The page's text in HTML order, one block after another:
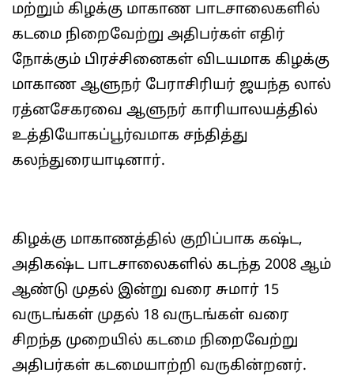
மற்றும் கிழக்கு மாகாண பாடசாலைகளில்
கடமை நிறைவேற்று அதிபர்கள் எதிர்
நோக்கும் பிரச்சினைகள் விடயமாக கிழக்கு
மாகாண ஆளுநர் பேராசிரியர் ஜயந்த லால்
ரத்னசேகரவை ஆளுநர் காரியாலயத்தில்
உத்தியோகப்பூர்வமாக சந்தித்து
கலந்துரையாடினார்.
கிழக்கு மாகாணத்தில் குறிப்பாக கஷ்ட,
அதிகஷ்ட பாடசாலைகளில் கடந்த 2008 ஆம்
ஆண்டு முதல் இன்று வரை சுமார் 15
வருடங்கள் முதல் 18 வருடங்கள் வரை
சிறந்த முறையில் கடமை நிறைவேற்று
அதிபர்கள் கடமையாற்றி வருகின்றனர்.